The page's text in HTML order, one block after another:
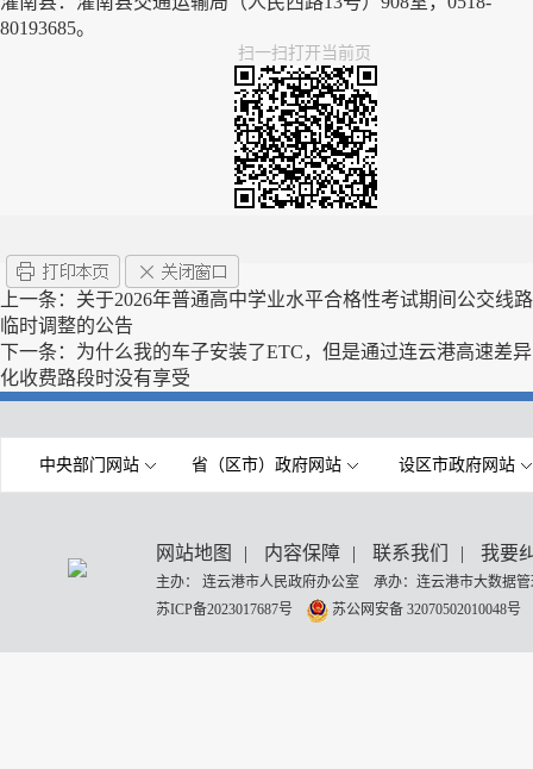
80193685。
扫一扫打开当前页
上一条： 关于2026年普通高中学业水平合格性考试期间公交线路
临时调整的公告
下一条： 为什么我的车子安装了ETC，但是通过连云港高速差异
化收费路段时没有享受
中央部门网站 省（区市）政府网站 设区市政府网站
网站地图 | 内容保障 | 联系我们 | 我要
主办： 连云港市人民政府办公室 承办：连云港市大数据
苏ICP备2023017687号
苏公网安备 32070502010048号